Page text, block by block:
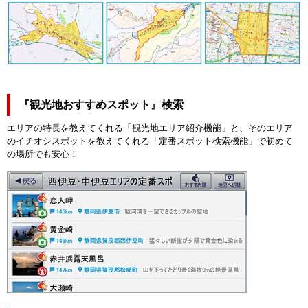
『観光地おすすめスポット』検索
エリアの特長を教えてくれる「観光地エリア紹介機能」と、そのエリア
のイチオシスポットを教えてくれる「定番スポット検索機能」で初めて
の場所でも安心！